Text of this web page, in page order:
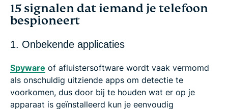
15 signalen dat iemand je telefoon
bespioneert
1. Onbekende applicaties
Spyware of afluistersoftware wordt vaak vermomd
als onschuldig uitziende apps om detectie te
voorkomen, dus door bij te houden wat er op je
apparaat is geïnstalleerd kun je eenvoudig